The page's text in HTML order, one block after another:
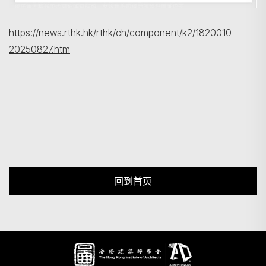
https://news.rthk.hk/rthk/ch/component/k2/1820010-
20250827.htm
回到首页